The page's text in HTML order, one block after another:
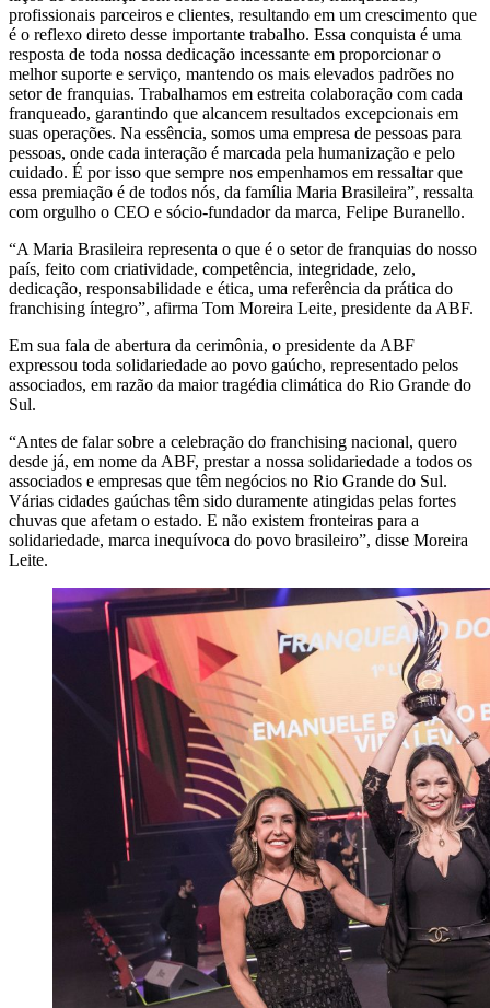
profissionais parceiros e clientes, resultando em um crescimento que
é o reflexo direto desse importante trabalho. Essa conquista é uma
resposta de toda nossa dedicação incessante em proporcionar o
melhor suporte e serviço, mantendo os mais elevados padrões no
setor de franquias. Trabalhamos em estreita colaboração com cada
franqueado, garantindo que alcancem resultados excepcionais em
suas operações. Na essência, somos uma empresa de pessoas para
pessoas, onde cada interação é marcada pela humanização e pelo
cuidado. É por isso que sempre nos empenhamos em ressaltar que
essa premiação é de todos nós, da família Maria Brasileira”, ressalta
com orgulho o CEO e sócio-fundador da marca, Felipe Buranello.
“A Maria Brasileira representa o que é o setor de franquias do nosso
país, feito com criatividade, competência, integridade, zelo,
dedicação, responsabilidade e ética, uma referência da prática do
franchising íntegro”, afirma Tom Moreira Leite, presidente da ABF.
Em sua fala de abertura da cerimônia, o presidente da ABF
expressou toda solidariedade ao povo gaúcho, representado pelos
associados, em razão da maior tragédia climática do Rio Grande do
Sul.
“Antes de falar sobre a celebração do franchising nacional, quero
desde já, em nome da ABF, prestar a nossa solidariedade a todos os
associados e empresas que têm negócios no Rio Grande do Sul.
Várias cidades gaúchas têm sido duramente atingidas pelas fortes
chuvas que afetam o estado. E não existem fronteiras para a
solidariedade, marca inequívoca do povo brasileiro”, disse Moreira
Leite.